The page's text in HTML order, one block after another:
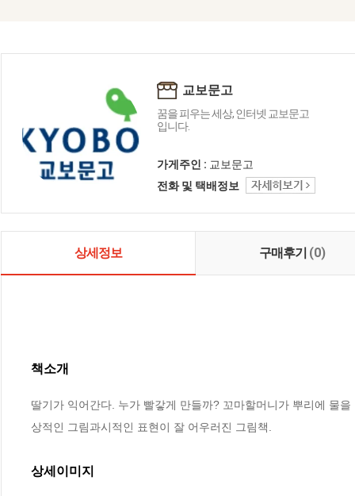
교보문고
꿈을 피우는 세상, 인터넷 교보문고
입니다.
가게주인 : 교보문고
전화 및 택배정보
상세정보 구매후기 (0)
책소개
딸기가 익어간다. 누가 빨갛게 만들까? 꼬마할머니가 뿌리에 물
상적인 그림과시적인 표현이 잘 어우러진 그림책.
상세이미지